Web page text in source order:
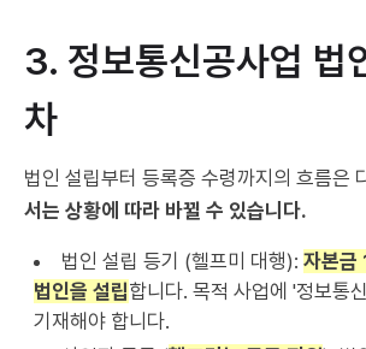
3. 정보통신공사업 법
차
법인 설립부터 등록증 수령까지의 흐름은
서는 상황에 따라 바뀔 수 있습니다.
법인 설립 등기 (헬프미 대행): 자본금
법인을 설립합니다. 목적 사업에 '정보통
기재해야 합니다.